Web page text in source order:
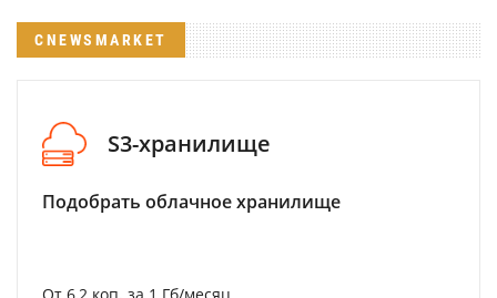
CNEWSMARKET
S3-хранилище
Подобрать облачное хранилище